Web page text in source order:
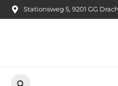
Stationsweg 5, 9201 GG